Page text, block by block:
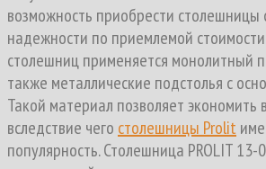
возможность приобрести столешницы
надежности по приемлемой
столешниц применяется монолитный
также металлические подстолья с
Такой материал позволяет экономить
вследствие чего столешницы Prolit
популярность. Столешница PROLIT